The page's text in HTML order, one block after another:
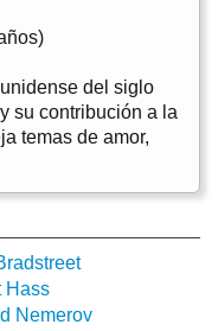
del siglo
su contribución a la
temas de amor,
Hass
Nemerov